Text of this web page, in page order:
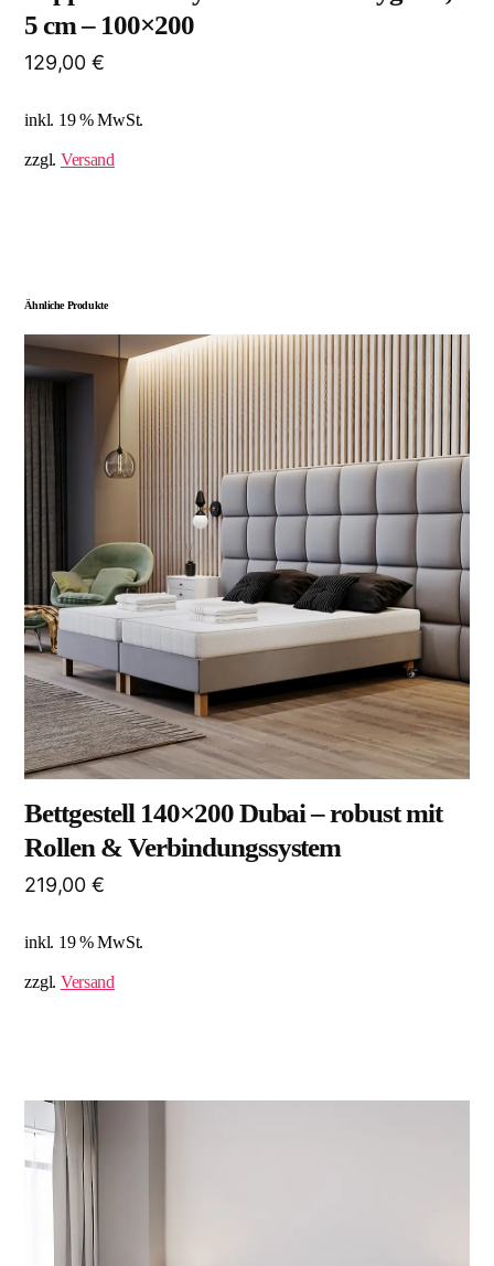
5 cm – 100×200
129,00 €
inkl. 19 % MwSt.
zzgl. Versand
Ähnliche Produkte
Bettgestell 140×200 Dubai – robust mit
Rollen & Verbindungssystem
219,00 €
inkl. 19 % MwSt.
zzgl. Versand